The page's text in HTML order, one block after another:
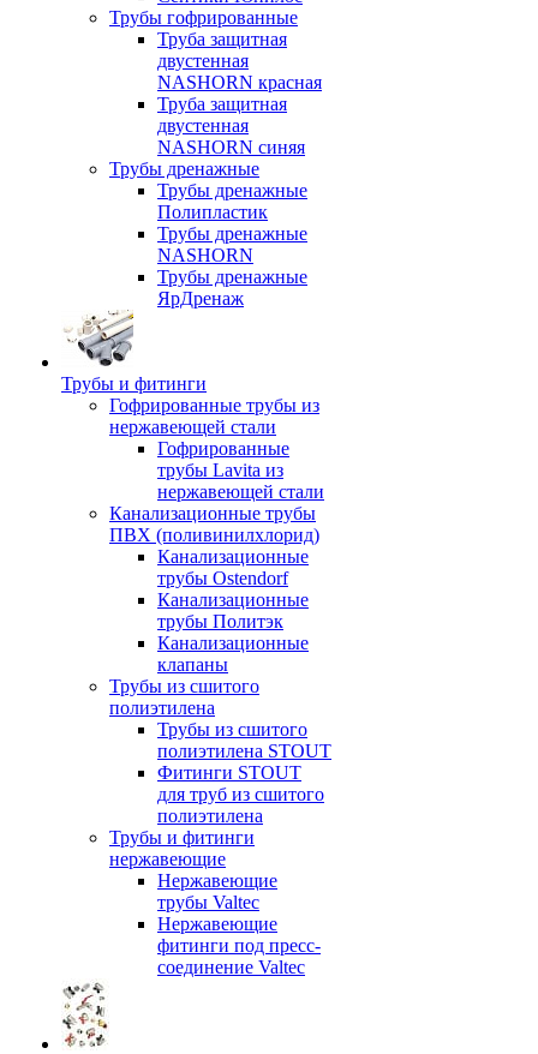
Трубы гофрированные
Труба защитная
двустенная
NASHORN красная
Труба защитная
двустенная
NASHORN синяя
Трубы дренажные
Трубы дренажные
Полипластик
Трубы дренажные
NASHORN
Трубы дренажные
ЯрДренаж
Трубы и фитинги
Гофрированные трубы из
нержавеющей стали
Гофрированные
трубы Lavita из
нержавеющей стали
Канализационные трубы
ПВХ (поливинилхлорид)
Канализационные
трубы Ostendorf
Канализационные
трубы Политэк
Канализационные
клапаны
Трубы из сшитого
полиэтилена
Трубы из сшитого
полиэтилена STOUT
Фитинги STOUT
для труб из сшитого
полиэтилена
Трубы и фитинги
нержавеющие
Нержавеющие
трубы Valtec
Нержавеющие
фитинги под пресс-
соединение Valtec